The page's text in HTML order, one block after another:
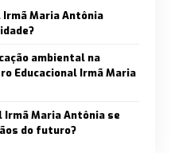
Irmã Maria Antônia
ambiental na
Educacional Irmã Maria
Irmã Maria Antônia se
do futuro?